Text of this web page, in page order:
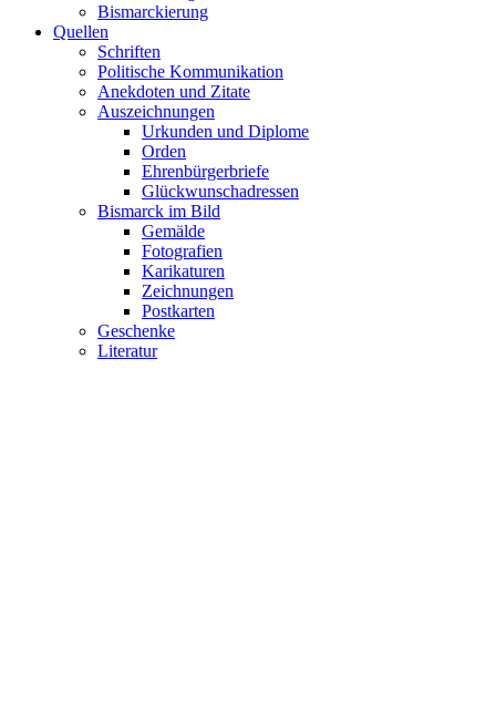
Bismarckierung
Quellen
Schriften
Politische Kommunikation
Anekdoten und Zitate
Auszeichnungen
Urkunden und Diplome
Orden
Ehrenbürgerbriefe
Glückwunschadressen
Bismarck im Bild
Gemälde
Fotografien
Karikaturen
Zeichnungen
Postkarten
Geschenke
Literatur